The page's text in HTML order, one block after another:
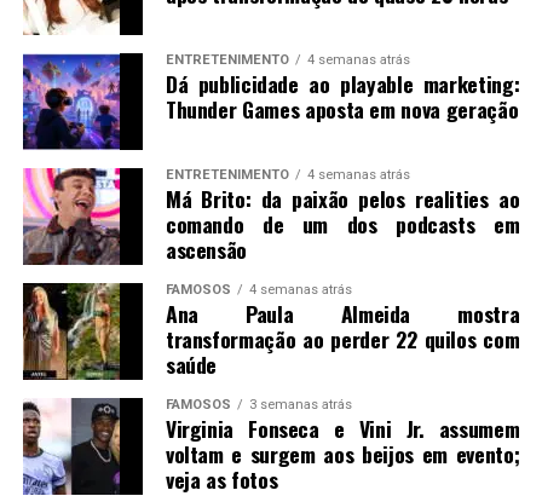
ENTRETENIMENTO 4 semanas atrás
Dá publicidade ao playable marketing:
Thunder Games aposta em nova geração
ENTRETENIMENTO 4 semanas atrás
Má Brito: da paixão pelos realities ao
comando de um dos podcasts em
ascensão
FAMOSOS 4 semanas atrás
Ana Paula Almeida mostra
transformação ao perder 22 quilos com
saúde
FAMOSOS 3 semanas atrás
Virginia Fonseca e Vini Jr. assumem
voltam e surgem aos beijos em evento;
veja as fotos